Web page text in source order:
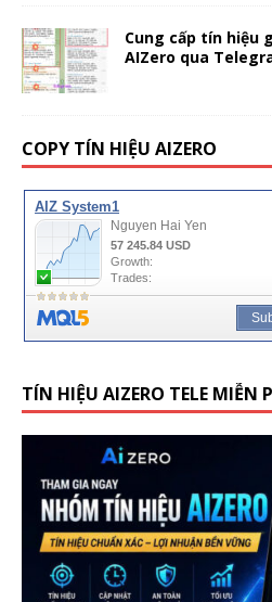
Cung cấp tín hiệu
AIZero qua
COPY TÍN HIỆU AIZERO
TÍN HIỆU AIZERO TELE MIỄN